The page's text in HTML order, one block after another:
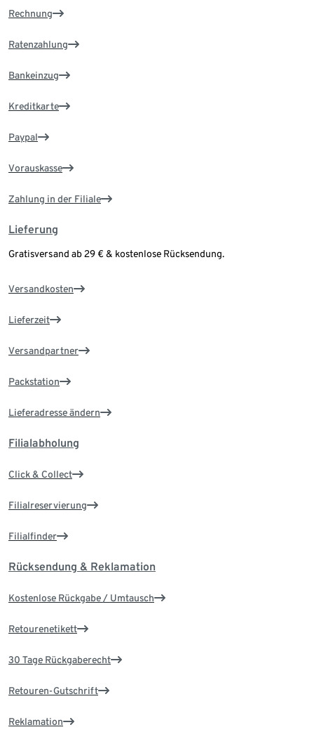
Rechnung
Ratenzahlung
Bankeinzug
Kreditkarte
Paypal
Vorauskasse
Zahlung in der Filiale
Lieferung
Gratisversand ab 29 € & kostenlose Rücksendung.
Versandkosten
Lieferzeit
Versandpartner
Packstation
Lieferadresse ändern
Filialabholung
Click & Collect
Filialreservierung
Filialfinder
Rücksendung & Reklamation
Kostenlose Rückgabe / Umtausch
Retourenetikett
30 Tage Rückgaberecht
Retouren-Gutschrift
Reklamation